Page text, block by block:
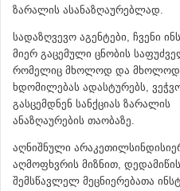
ზარალის ასანაზღაურებლად.
სადაზღვევო აგენტები, ჩვენი
მიერ გაცემული ცნობის
რომელიც მხოლოდ და მხოლოდ
ხდომილებას ადასტურებს,
გასცემდნენ სანქციას ზარალის
ანაზღაურების თაობაზე.
აღნიშნული
აღმოფხვრის მიზნით, დედამიწის
შემსწავლელ მეცნიერებათა